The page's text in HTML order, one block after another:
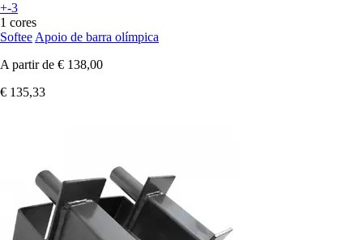
+-3
1 cores
Softee Apoio de barra olímpica
A partir de € 138,00
€ 135,33